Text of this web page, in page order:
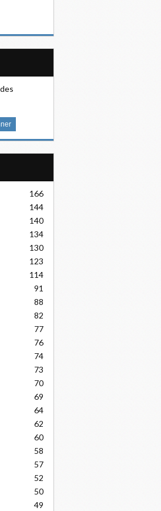
166
144
140
134
130
123
114
91
88
82
77
76
74
73
70
69
64
62
60
58
57
52
50
49